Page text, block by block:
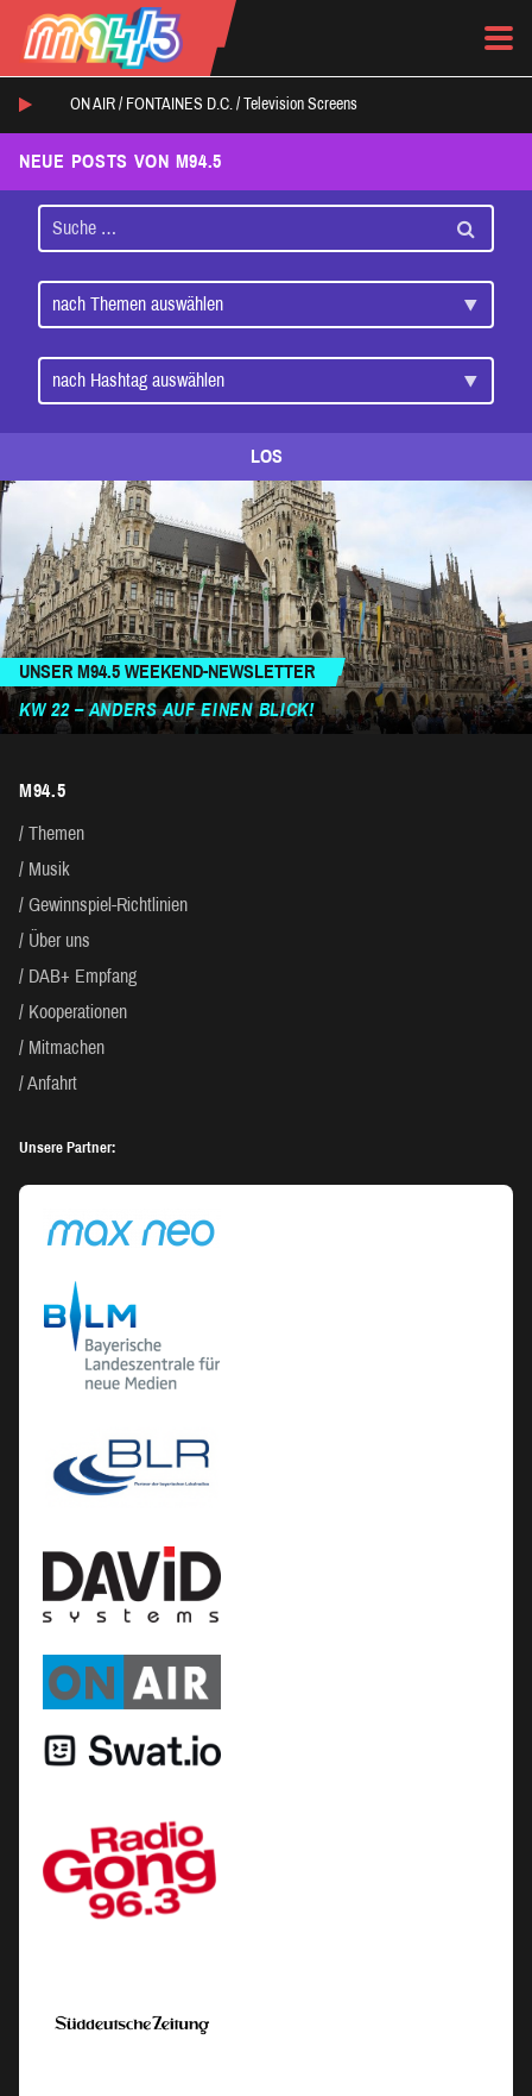
ON AIR / FONTAINES D.C. / Television Screens
NEUE POSTS VON M94.5
LOS
UNSER M94.5 WEEKEND-NEWSLETTER
KW 22 – ANDERS AUF EINEN BLICK!
M94.5
Themen
Musik
Gewinnspiel-Richtlinien
Über uns
DAB+ Empfang
Kooperationen
Mitmachen
Anfahrt
Unsere Partner: